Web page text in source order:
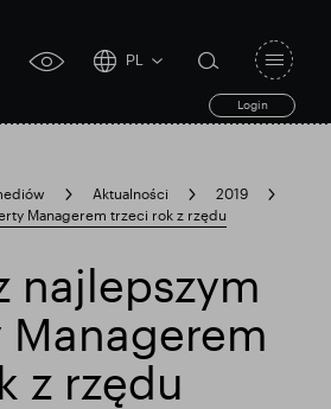
accessibility
PL
Login
search
form
toggle
Aktualności
2019
Managerem trzeci rok z rzędu
najlepszym
Managerem
z rzędu